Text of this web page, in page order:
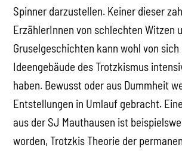
Spinner darzustellen. Keiner dieser
ErzählerInnen von schlechten Witzen
Gruselgeschichten kann wohl von
Ideengebäude des Trotzkismus
haben. Bewusst oder aus Dummheit
Entstellungen in Umlauf gebracht.
aus der SJ Mauthausen ist
worden, Trotzkis Theorie der